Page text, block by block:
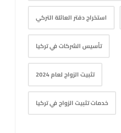
استخراج دفتر العائلة التركي
تأسيس الشركات في تركيا
تثبيت الزواج لعام 2024
خدمات تثبيت الزواج في تركيا